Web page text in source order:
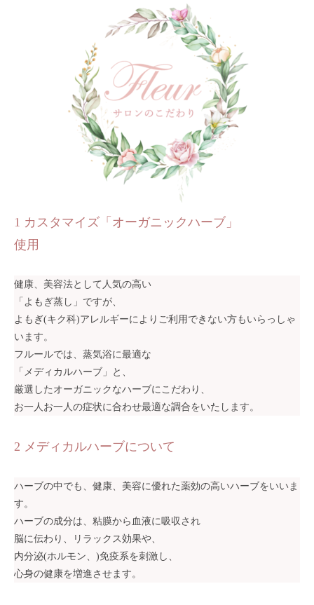
1 カスタマイズ「オーガニックハーブ」
使用
健康、美容法として人気の高い
「よもぎ蒸し」ですが、
よもぎ(キク科)アレルギーによりご利用できない方もいらっしゃ
います。
フルールでは、蒸気浴に最適な
「メディカルハーブ」と、
厳選したオーガニックなハーブにこだわり、
お一人お一人の症状に合わせ最適な調合をいたします。
2 メディカルハーブについて
ハーブの中でも、健康、美容に優れた薬効の高いハーブをいいま
す。
ハーブの成分は、粘膜から血液に吸収され
脳に伝わり、リラックス効果や、
内分泌(ホルモン、)免疫系を刺激し、
心身の健康を増進させます。